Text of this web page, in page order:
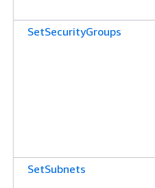
SetSecurityGroups
SetSubnets